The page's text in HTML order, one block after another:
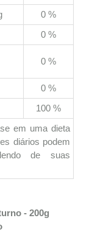
0 %
0 %
0 %
0 %
100 %
em uma dieta
diários podem
de suas
- 200g